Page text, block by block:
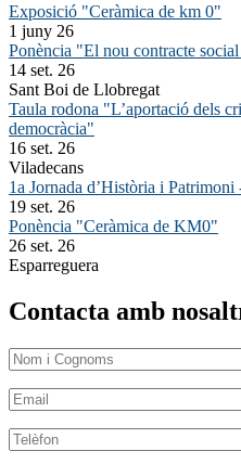
Exposició "Ceràmica de km 0"
1 juny 26
Ponència "El nou contracte
14 set. 26
Sant Boi de Llobregat
Taula rodona "L’aportació dels
democràcia"
16 set. 26
Viladecans
1a Jornada d’Història i
19 set. 26
Ponència "Ceràmica de KM0"
26 set. 26
Esparreguera
Contacta amb